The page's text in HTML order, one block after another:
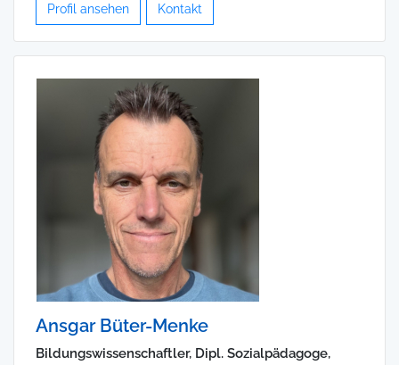
Profil ansehen Kontakt
Ansgar Büter-Menke
Bildungswissenschaftler, Dipl. Sozialpädagoge,